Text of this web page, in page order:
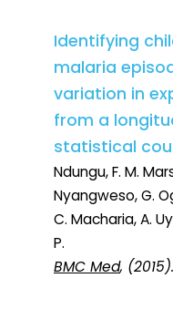
Identifying
malaria
variation in
from a
statistical
Ndungu, F. M.
Nyangweso, G.
C. Macharia, A.
P.
BMC Med,